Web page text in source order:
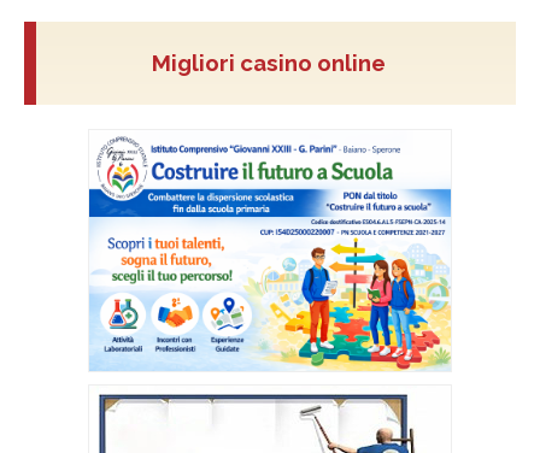
Migliori casino online